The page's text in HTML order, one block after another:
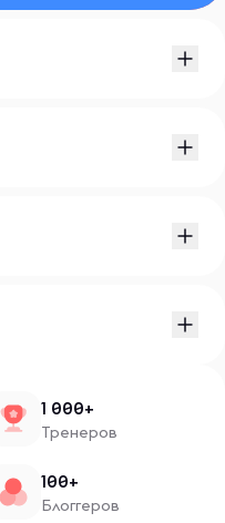
1 000+
Тренеров
100+
Блоггеров